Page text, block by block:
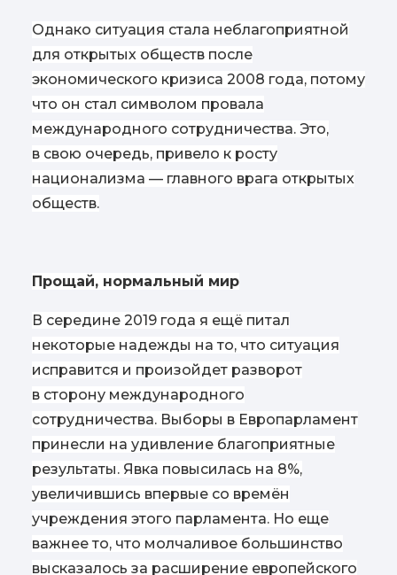
Однако ситуация стала неблагоприятной
для открытых обществ после
экономического кризиса 2008 года, потому
что он стал символом провала
международного сотрудничества. Это,
в свою очередь, привело к росту
национализма — главного врага открытых
обществ.
Прощай, нормальный мир
В середине 2019 года я ещё питал
некоторые надежды на то, что ситуация
исправится и произойдет разворот
в сторону международного
сотрудничества. Выборы в Европарламент
принесли на удивление благоприятные
результаты. Явка повысилась на 8%,
увеличившись впервые со времён
учреждения этого парламента. Но еще
важнее то, что молчаливое большинство
высказалось за расширение европейского